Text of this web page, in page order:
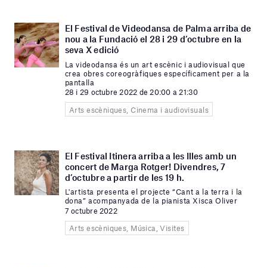
El Festival de Videodansa de Palma arriba de
nou a la Fundació el 28 i 29 d’octubre en la
seva X edició
La videodansa és un art escènic i audiovisual que
crea obres coreogràfiques específicament per a la
pantalla
28 i 29 octubre 2022 de 20:00 a 21:30
Arts escèniques, Cinema i audiovisuals
El Festival Itinera arriba a les Illes amb un
concert de Marga Rotger! Divendres, 7
d’octubre a partir de les 19 h.
L'artista presenta el projecte “Cant a la terra i la
dona” acompanyada de la pianista Xisca Oliver
7 octubre 2022
Arts escèniques, Música, Visites